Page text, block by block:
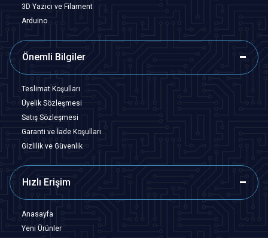
3D Yazıcı ve Filament
Arduino
Önemli Bilgiler
Teslimat Koşulları
Üyelik Sözleşmesi
Satış Sözleşmesi
Garanti ve İade Koşulları
Gizlilik ve Güvenlik
Hızlı Erişim
Anasayfa
Yeni Ürünler